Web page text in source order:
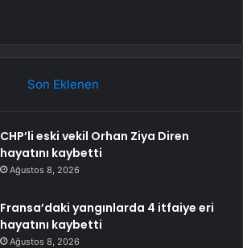
Son Eklenen
CHP’li eski vekil Orhan Ziya Diren
hayatını kaybetti
Ağustos 8, 2026
Fransa’daki yangınlarda 4 itfaiye eri
hayatını kaybetti
Ağustos 8, 2026